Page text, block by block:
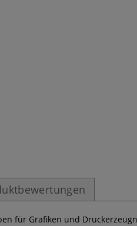
für Grafiken und